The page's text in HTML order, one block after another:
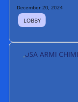
December 20, 2024
LOBBY